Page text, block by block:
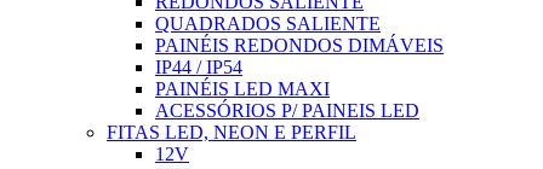
QUADRADOS SALIENTE
PAINÉIS REDONDOS DIMÁVEIS
IP44 / IP54
PAINÉIS LED MAXI
ACESSÓRIOS P/ PAINEIS LED
FITAS LED, NEON E PERFIL
12V